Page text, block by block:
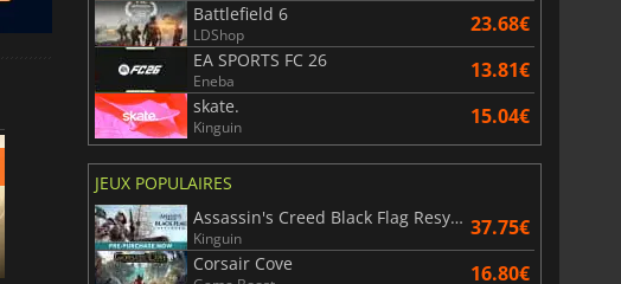
36.07€ 20.47
Battlefield 6
LDShop 23.68€
EA SPORTS FC 26
Eneba 13.81€
skate.
Kinguin 15.04€
JEUX POPULAIRES
Assassin's Creed Black Flag Resynced
Kinguin 37.75€
Corsair Cove 16.80€